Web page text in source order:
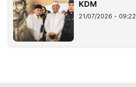
KDM
21/07/2026 - 09:22